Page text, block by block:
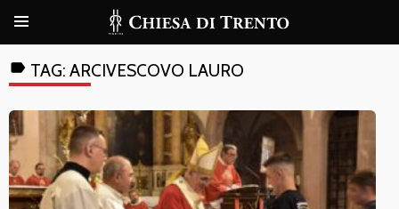
label TAG: ARCIVESCOVO LAURO